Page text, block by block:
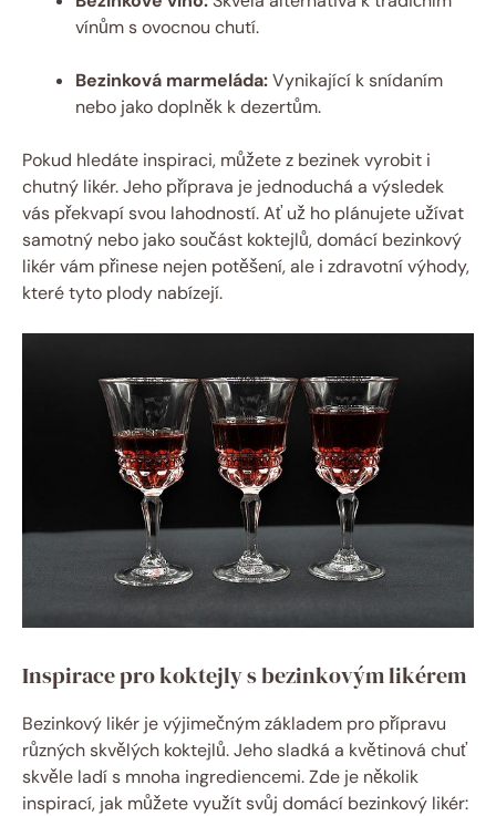
vínům s ovocnou chutí.
Bezinková marmeláda:Vynikající k snídaním
nebo jako doplněk k dezertům.
Pokud hledáte inspiraci, můžete z bezinek vyrobit i
chutný likér. Jeho příprava je jednoduchá a výsledek
vás překvapí svou lahodností. Ať už ho plánujete užívat
samotný nebo jako součást koktejlů, domácí bezinkový
likér vám přinese nejen potěšení, ale i zdravotní výhody,
které tyto plody nabízejí.
Inspirace pro koktejly s bezinkovým likérem
Bezinkový likér je výjimečným základem pro přípravu
různých skvělých koktejlů. Jeho sladká a květinová chuť
skvěle ladí s mnoha ingrediencemi. Zde je několik
inspirací, jak můžete využít svůj domácí bezinkový likér: